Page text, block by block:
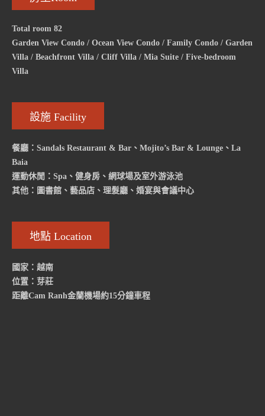
Total room 82
Garden View Condo / Ocean View Condo / Family Condo / Garden
Villa / Beachfront Villa / Cliff Villa / Mia Suite / Five-bedroom
Villa
設施 Facility
餐廳：Sandals Restaurant & Bar、Mojito’s Bar & Lounge、La
Baia
運動休閒：Spa、健身房、網球場及室外游泳池
其他：圖書館、藝品店、理髮廳、婚宴與會議中心
地點 Location
國家：越南
位置：芽莊
距離Cam Ranh金蘭機場約15分鐘車程